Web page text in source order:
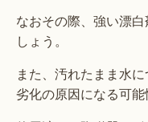
なおその際、強い漂
しょう。
また、汚れたまま水
劣化の原因になる可能